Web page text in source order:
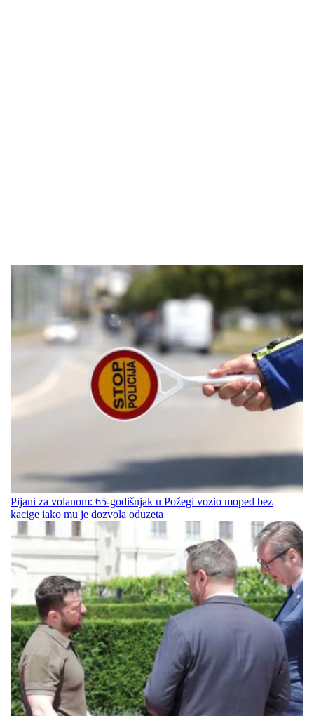
Pijani za volanom: 65-godišnjak u Požegi vozio moped bez
kacige iako mu je dozvola oduzeta